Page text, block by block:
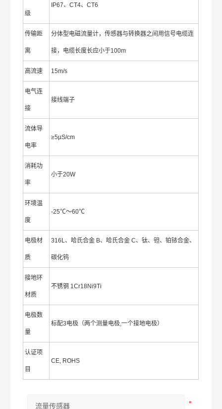
级
IP67、CT4、CT6
传输距
离
分体型电磁流量计，传感器与转换器之间用信号电缆连
接，电缆长度长应小于100m
高流速 15m/s
电气连
接
接线端子
流体导
电率
≥5µS/cm
消耗功
率
小于20W
环境温
度
-25℃～60℃
电极材
质
316L、哈氏合金 B、哈氏合金 C、钛、钽、铂铱合金、
碳化钨
接地环
材质
不锈钢 1Cr18Ni9Ti
电极数
量
标配3电极（两个测量电极,一个接地电极）
认证项
目
CE, ROHS